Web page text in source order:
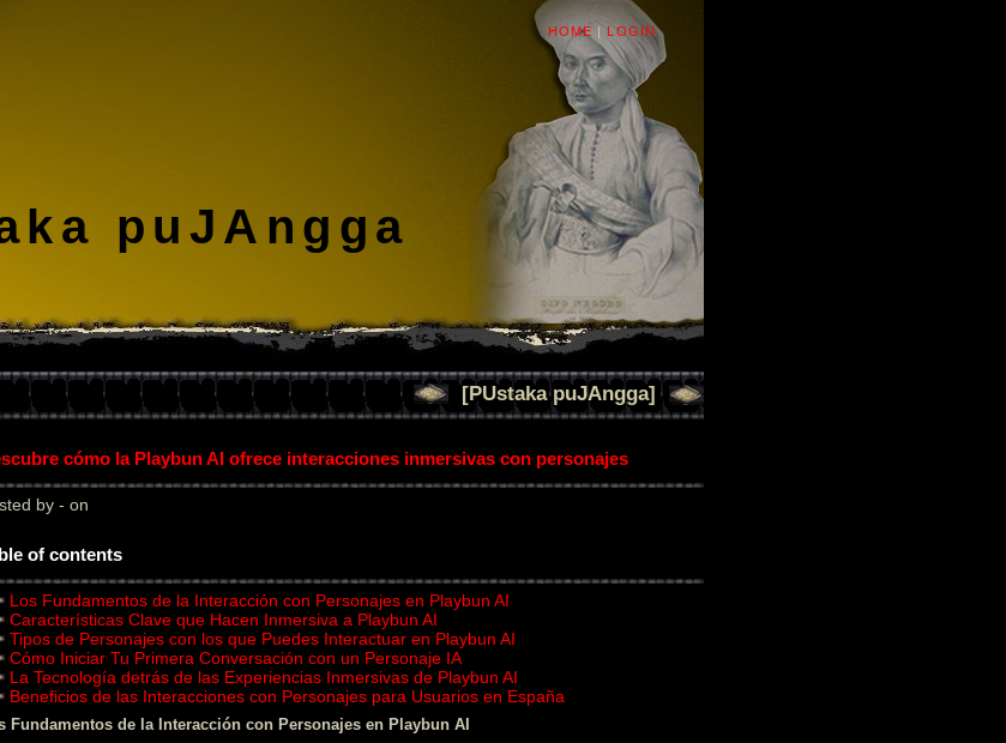
HOME | LOGIN
puJAngga
[PUstaka puJAngga]
cómo la Playbun AI ofrece interacciones inmersivas con personajes
by - on
of contents
Los Fundamentos de la Interacción con Personajes en Playbun AI
Características Clave que Hacen Inmersiva a Playbun AI
Tipos de Personajes con los que Puedes Interactuar en Playbun AI
Cómo Iniciar Tu Primera Conversación con un Personaje IA
La Tecnología detrás de las Experiencias Inmersivas de Playbun AI
Beneficios de las Interacciones con Personajes para Usuarios en España
Fundamentos de la Interacción con Personajes en Playbun AI